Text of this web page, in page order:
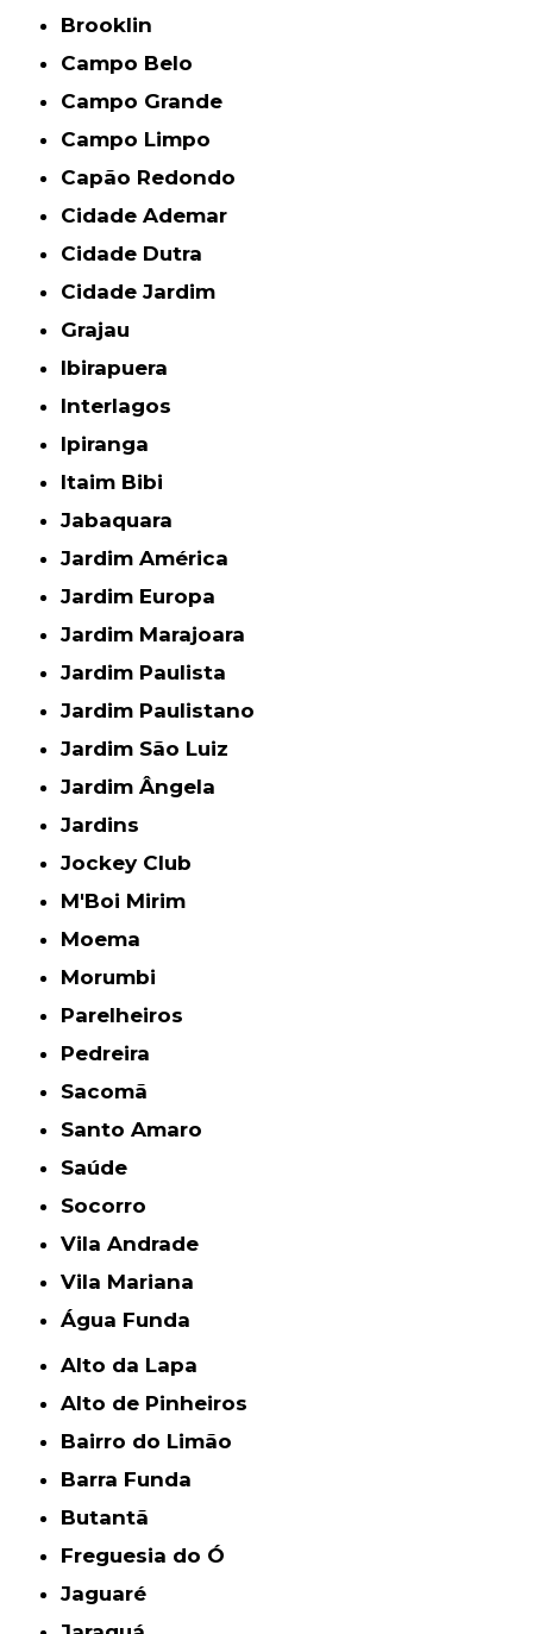
Brooklin
Campo Belo
Campo Grande
Campo Limpo
Capão Redondo
Cidade Ademar
Cidade Dutra
Cidade Jardim
Grajau
Ibirapuera
Interlagos
Ipiranga
Itaim Bibi
Jabaquara
Jardim América
Jardim Europa
Jardim Marajoara
Jardim Paulista
Jardim Paulistano
Jardim São Luiz
Jardim Ângela
Jardins
Jockey Club
M'Boi Mirim
Moema
Morumbi
Parelheiros
Pedreira
Sacomã
Santo Amaro
Saúde
Socorro
Vila Andrade
Vila Mariana
Água Funda
Alto da Lapa
Alto de Pinheiros
Bairro do Limão
Barra Funda
Butantã
Freguesia do Ó
Jaguaré